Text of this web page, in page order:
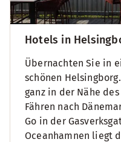
Hotels in
Übernachten Sie in
schönen
ganz in der Nähe
Fähren nach
Go in der
Oceanhamnen liegt